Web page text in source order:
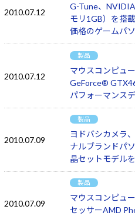
2010.07.12
G-Tune、
モリ1GB）を搭
価格のゲームパ
2010.07.12
製品
マウスコンピュ
GeForce®
パフォーマンス
2010.07.09
製品
ヨドバシカメラ
ナルブランドパ
晶セットモデル
2010.07.09
製品
マウスコンピュ
セッサーAMD